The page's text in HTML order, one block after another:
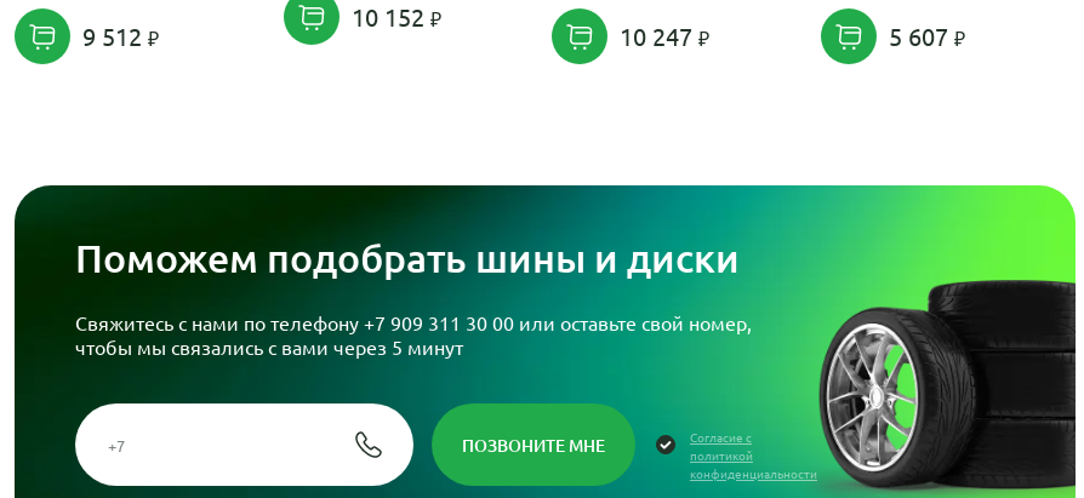
9 512
10 152
10 247 5 607
Поможем подобрать шины и диски
Свяжитесь с нами по телефону +7 909 311 30 00 или оставьте свой номер,
чтобы мы связались с вами через 5 минут
Согласие с
политикой
конфиденциальности